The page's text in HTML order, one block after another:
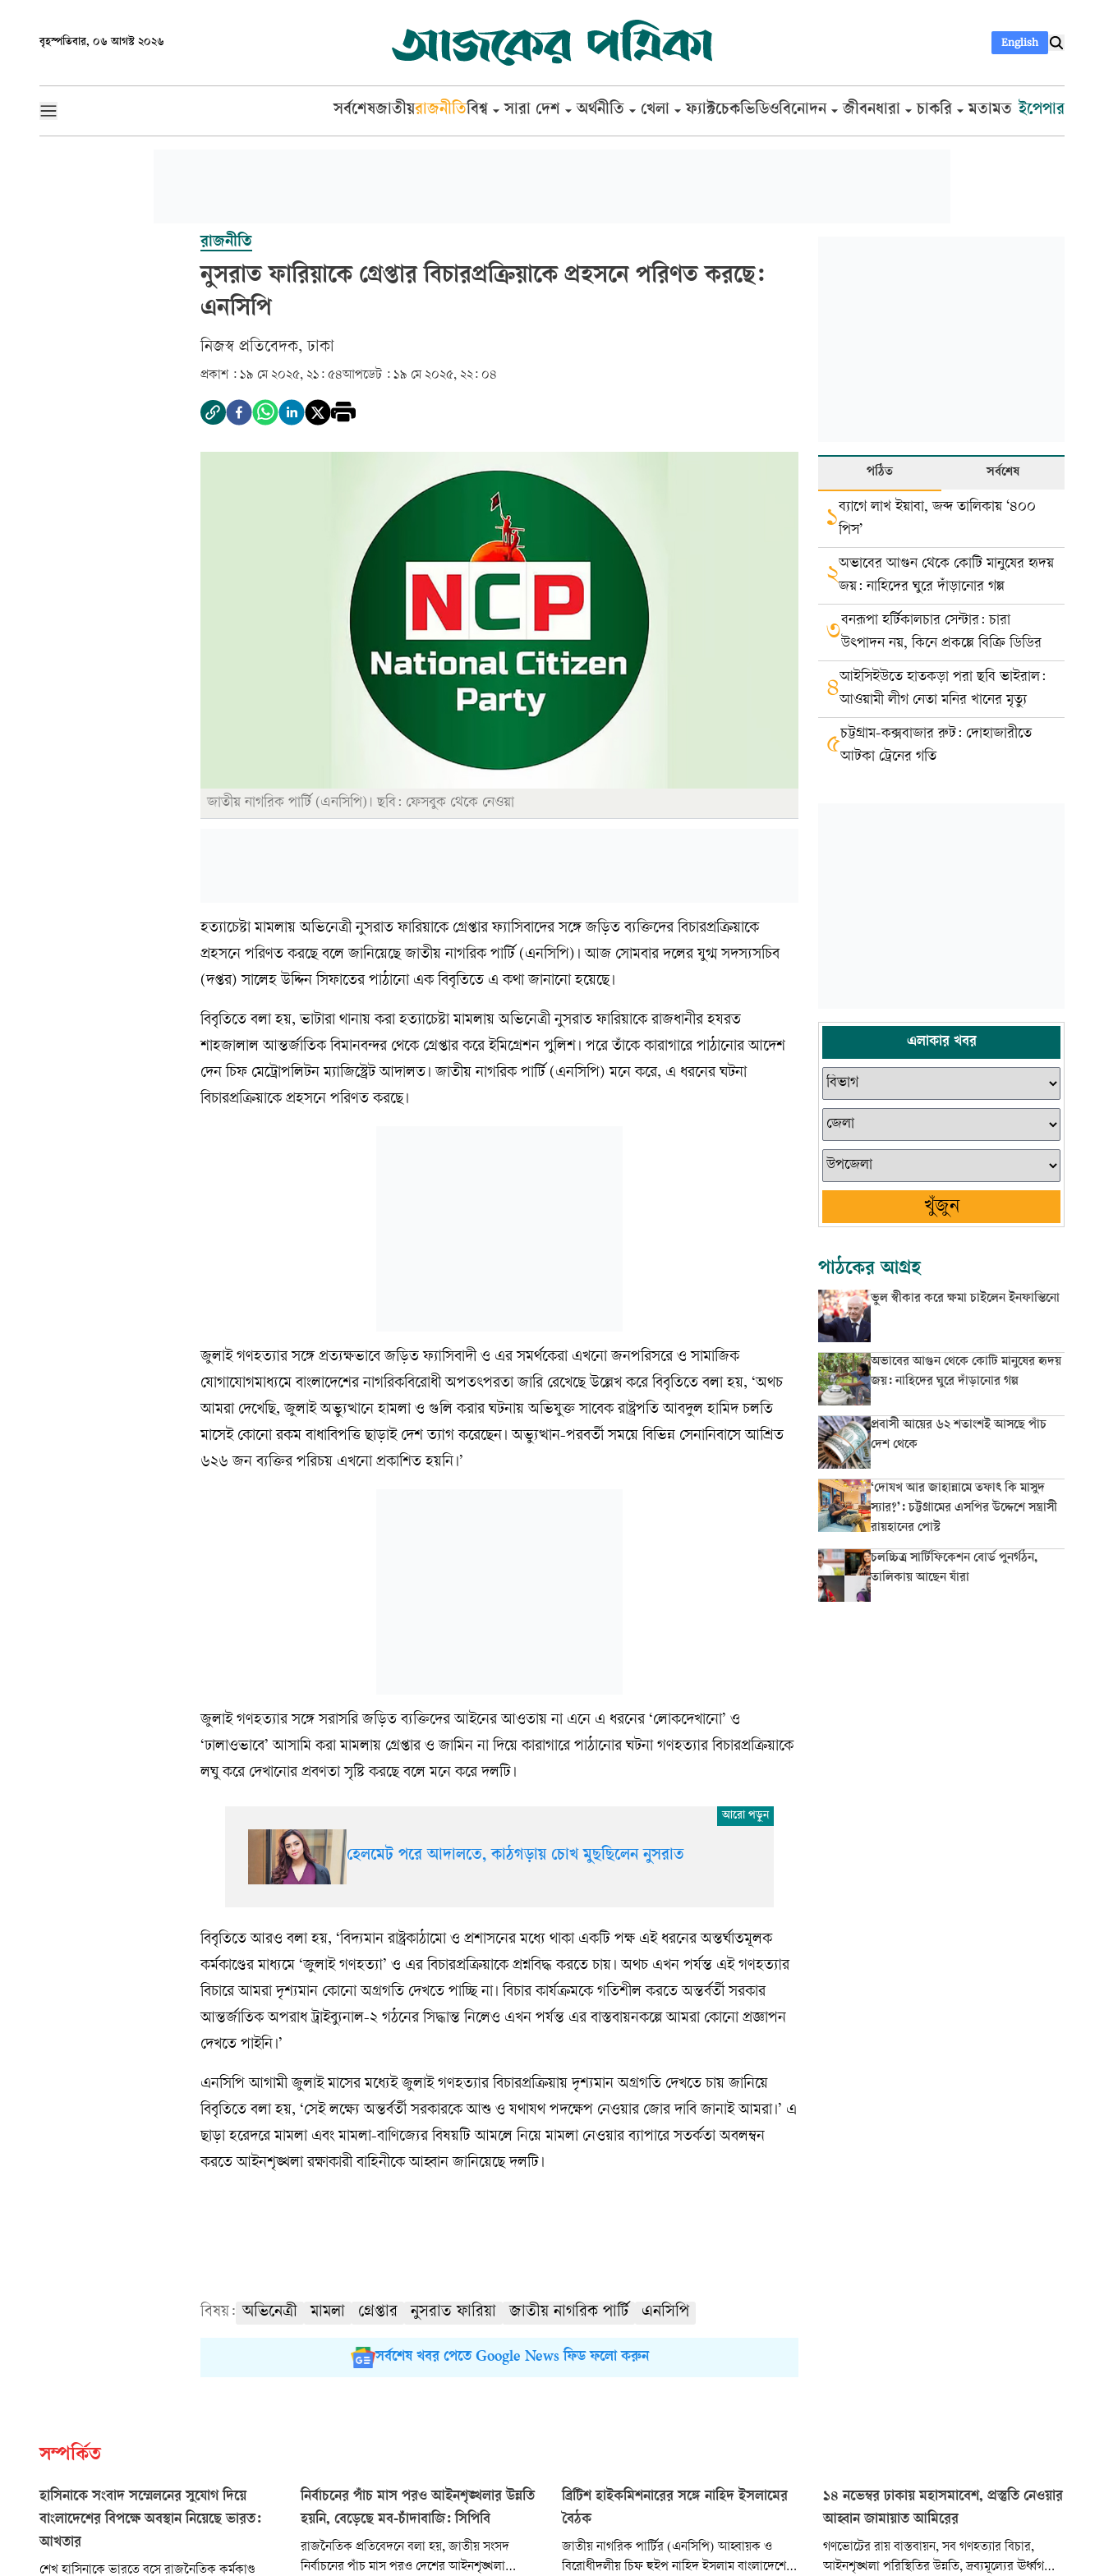
বৃহস্পতিবার, ০৬ আগস্ট ২০২৬ English
সর্বশেষজাতীয়রাজনীতিবিশ্ব সারা দেশ অর্থনীতি খেলা ফ্যাক্টচেকভিডিওবিনোদন জীবনধারা চাকরি মতামত ইপেপার
রাজনীতি
নুসরাত ফারিয়াকে গ্রেপ্তার বিচারপ্রক্রিয়াকে প্রহসনে পরিণত করছে:
এনসিপি
নিজস্ব প্রতিবেদক, ঢাকা
প্রকাশ : ১৯ মে ২০২৫, ২১: ৫৪আপডেট : ১৯ মে ২০২৫, ২২: ০৪
জাতীয় নাগরিক পার্টি (এনসিপি)। ছবি: ফেসবুক থেকে নেওয়া
হত্যাচেষ্টা মামলায় অভিনেত্রী নুসরাত ফারিয়াকে গ্রেপ্তার ফ্যাসিবাদের সঙ্গে জড়িত ব্যক্তিদের বিচারপ্রক্রিয়াকে
প্রহসনে পরিণত করছে বলে জানিয়েছে জাতীয় নাগরিক পার্টি (এনসিপি)। আজ সোমবার দলের যুগ্ম সদস্যসচিব
(দপ্তর) সালেহ উদ্দিন সিফাতের পাঠানো এক বিবৃতিতে এ কথা জানানো হয়েছে।
বিবৃতিতে বলা হয়, ভাটারা থানায় করা হত্যাচেষ্টা মামলায় অভিনেত্রী নুসরাত ফারিয়াকে রাজধানীর হযরত
শাহজালাল আন্তর্জাতিক বিমানবন্দর থেকে গ্রেপ্তার করে ইমিগ্রেশন পুলিশ। পরে তাঁকে কারাগারে পাঠানোর আদেশ
দেন চিফ মেট্রোপলিটন ম্যাজিস্ট্রেট আদালত। জাতীয় নাগরিক পার্টি (এনসিপি) মনে করে, এ ধরনের ঘটনা
বিচারপ্রক্রিয়াকে প্রহসনে পরিণত করছে।
জুলাই গণহত্যার সঙ্গে প্রত্যক্ষভাবে জড়িত ফ্যাসিবাদী ও এর সমর্থকেরা এখনো জনপরিসরে ও সামাজিক
যোগাযোগমাধ্যমে বাংলাদেশের নাগরিকবিরোধী অপতৎপরতা জারি রেখেছে উল্লেখ করে বিবৃতিতে বলা হয়, ‘অথচ
আমরা দেখেছি, জুলাই অভ্যুত্থানে হামলা ও গুলি করার ঘটনায় অভিযুক্ত সাবেক রাষ্ট্রপতি আবদুল হামিদ চলতি
মাসেই কোনো রকম বাধাবিপত্তি ছাড়াই দেশ ত্যাগ করেছেন। অভ্যুত্থান-পরবর্তী সময়ে বিভিন্ন সেনানিবাসে আশ্রিত
৬২৬ জন ব্যক্তির পরিচয় এখনো প্রকাশিত হয়নি।’
জুলাই গণহত্যার সঙ্গে সরাসরি জড়িত ব্যক্তিদের আইনের আওতায় না এনে এ ধরনের ‘লোকদেখানো’ ও
‘ঢালাওভাবে’ আসামি করা মামলায় গ্রেপ্তার ও জামিন না দিয়ে কারাগারে পাঠানোর ঘটনা গণহত্যার বিচারপ্রক্রিয়াকে
লঘু করে দেখানোর প্রবণতা সৃষ্টি করছে বলে মনে করে দলটি।
হেলমেট পরে আদালতে, কাঠগড়ায় চোখ মুছছিলেন নুসরাত
বিবৃতিতে আরও বলা হয়, ‘বিদ্যমান রাষ্ট্রকাঠামো ও প্রশাসনের মধ্যে থাকা একটি পক্ষ এই ধরনের অন্তর্ঘাতমূলক
কর্মকাণ্ডের মাধ্যমে ‘জুলাই গণহত্যা’ ও এর বিচারপ্রক্রিয়াকে প্রশ্নবিদ্ধ করতে চায়। অথচ এখন পর্যন্ত এই গণহত্যার
বিচারে আমরা দৃশ্যমান কোনো অগ্রগতি দেখতে পাচ্ছি না। বিচার কার্যক্রমকে গতিশীল করতে অন্তর্বর্তী সরকার
আন্তর্জাতিক অপরাধ ট্রাইব্যুনাল-২ গঠনের সিদ্ধান্ত নিলেও এখন পর্যন্ত এর বাস্তবায়নকল্পে আমরা কোনো প্রজ্ঞাপন
দেখতে পাইনি।’
এনসিপি আগামী জুলাই মাসের মধ্যেই জুলাই গণহত্যার বিচারপ্রক্রিয়ায় দৃশ্যমান অগ্রগতি দেখতে চায় জানিয়ে
বিবৃতিতে বলা হয়, ‘সেই লক্ষ্যে অন্তর্বর্তী সরকারকে আশু ও যথাযথ পদক্ষেপ নেওয়ার জোর দাবি জানাই আমরা।’ এ
ছাড়া হরেদরে মামলা এবং মামলা-বাণিজ্যের বিষয়টি আমলে নিয়ে মামলা নেওয়ার ব্যাপারে সতর্কতা অবলম্বন
করতে আইনশৃঙ্খলা রক্ষাকারী বাহিনীকে আহ্বান জানিয়েছে দলটি।
বিষয়: অভিনেত্রী মামলা গ্রেপ্তার নুসরাত ফারিয়া জাতীয় নাগরিক পার্টি এনসিপি
সর্বশেষ খবর পেতে Google News ফিড ফলো করুন
পঠিত সর্বশেষ
১ব্যাগে লাখ ইয়াবা, জব্দ তালিকায় ‘৪০০
পিস’
২অভাবের আগুন থেকে কোটি মানুষের হৃদয়
জয়: নাহিদের ঘুরে দাঁড়ানোর গল্প
৩বনরূপা হর্টিকালচার সেন্টার: চারা
উৎপাদন নয়, কিনে প্রকল্পে বিক্রি ডিডির
৪আইসিইউতে হাতকড়া পরা ছবি ভাইরাল:
আওয়ামী লীগ নেতা মনির খানের মৃত্যু
৫চট্টগ্রাম-কক্সবাজার রুট: দোহাজারীতে
আটকা ট্রেনের গতি
এলাকার খবর
খুঁজুন
পাঠকের আগ্রহ
ভুল স্বীকার করে ক্ষমা চাইলেন ইনফান্তিনো
অভাবের আগুন থেকে কোটি মানুষের হৃদয়
জয়: নাহিদের ঘুরে দাঁড়ানোর গল্প
প্রবাসী আয়ের ৬২ শতাংশই আসছে পাঁচ
দেশ থেকে
‘দোযখ আর জাহান্নামে তফাৎ কি মাসুদ
স্যার?’: চট্টগ্রামের এসপির উদ্দেশে সন্ত্রাসী
রায়হানের পোস্ট
চলচ্চিত্র সার্টিফিকেশন বোর্ড পুনর্গঠন,
তালিকায় আছেন যাঁরা
সম্পর্কিত
হাসিনাকে সংবাদ সম্মেলনের সুযোগ দিয়ে
বাংলাদেশের বিপক্ষে অবস্থান নিয়েছে ভারত:
আখতার
শেখ হাসিনাকে ভারতে বসে রাজনৈতিক কর্মকাণ্ড
নির্বাচনের পাঁচ মাস পরও আইনশৃঙ্খলার উন্নতি
হয়নি, বেড়েছে মব-চাঁদাবাজি: সিপিবি
রাজনৈতিক প্রতিবেদনে বলা হয়, জাতীয় সংসদ
নির্বাচনের পাঁচ মাস পরও দেশের আইনশৃঙ্খলা
ব্রিটিশ হাইকমিশনারের সঙ্গে নাহিদ ইসলামের
বৈঠক
জাতীয় নাগরিক পার্টির (এনসিপি) আহ্বায়ক ও
বিরোধীদলীয় চিফ হুইপ নাহিদ ইসলাম বাংলাদেশে
১৪ নভেম্বর ঢাকায় মহাসমাবেশ, প্রস্তুতি নেওয়ার
আহ্বান জামায়াত আমিরের
গণভোটের রায় বাস্তবায়ন, সব গণহত্যার বিচার,
আইনশৃঙ্খলা পরিস্থিতির উন্নতি, দ্রব্যমূল্যের ঊর্ধ্বগতি